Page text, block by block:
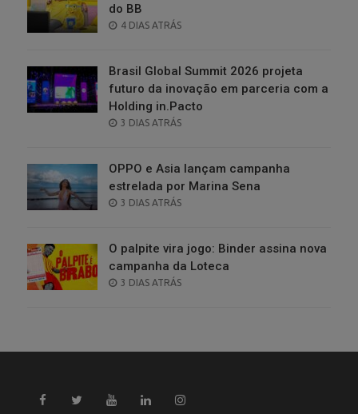
do BB
POSTED
4 DIAS ATRÁS
Brasil Global Summit 2026 projeta
futuro da inovação em parceria com a
Holding in.Pacto
POSTED
3 DIAS ATRÁS
OPPO e Asia lançam campanha
estrelada por Marina Sena
POSTED
3 DIAS ATRÁS
O palpite vira jogo: Binder assina nova
campanha da Loteca
POSTED
3 DIAS ATRÁS